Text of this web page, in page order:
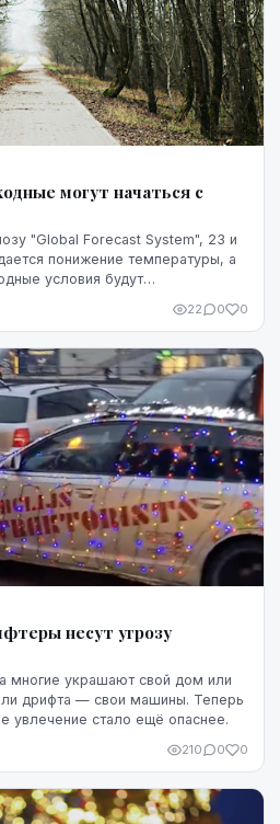
могут начаться с
"Global Forecast System", 23 и
понижение температуры, а
условия будут
22 0 0
несут угрозу
многие украшают свой дом или
дрифта — свои машины. Теперь
увлечение стало ещё опаснее.
210 0 0